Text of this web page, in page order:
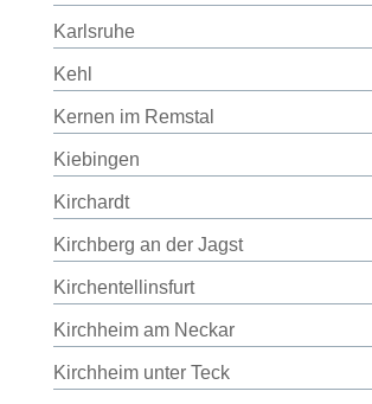
Karlsruhe
Kehl
Kernen im Remstal
Kiebingen
Kirchardt
Kirchberg an der Jagst
Kirchentellinsfurt
Kirchheim am Neckar
Kirchheim unter Teck